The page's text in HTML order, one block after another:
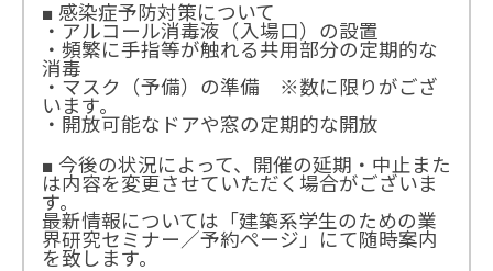
■ 感染症予防対策について
・アルコール消毒液（入場口）の設置
・頻繁に手指等が触れる共用部分の定期的な
消毒
・マスク（予備）の準備 ※数に限りがござ
います。
・開放可能なドアや窓の定期的な開放
■ 今後の状況によって、開催の延期・中止また
は内容を変更させていただく場合がございま
す。
最新情報については「建築系学生のための業
界研究セミナー／予約ページ」にて随時案内
を致します。